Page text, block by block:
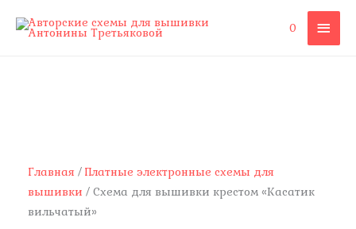
0
Главная / Платные электронные схемы для
вышивки / Схема для вышивки крестом «Касатик
вильчатый»
крестом
вильчатый"